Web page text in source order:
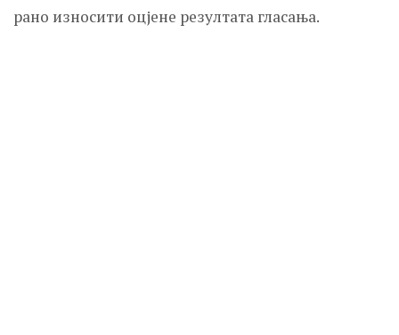
рано износити оцјене резултата гласања.